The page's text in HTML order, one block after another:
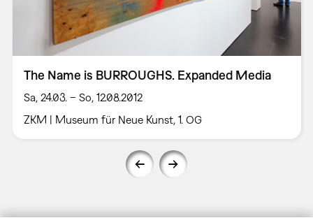
The Name is BURROUGHS. Expanded Media
Sa, 24.03. – So, 12.08.2012
ZKM | Museum für Neue Kunst, 1. OG